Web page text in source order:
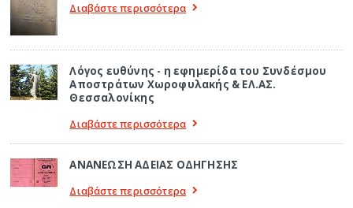
Διαβάστε περισσότερα
Λόγος ευθύνης - η εφημερίδα του Συνδέσμου
Αποστράτων Χωροφυλακής & ΕΛ.ΑΣ.
Θεσσαλονίκης
Διαβάστε περισσότερα
ΑΝΑΝΕΩΣΗ ΑΔΕΙΑΣ ΟΔΗΓΗΣΗΣ
Διαβάστε περισσότερα